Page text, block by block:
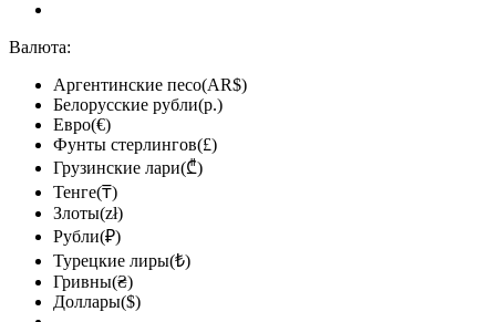
Валюта:
Аргентинские песо(AR$)
Белорусские рубли(р.)
Евро(€)
Фунты стерлингов(£)
Грузинские лари(₾)
Тенге(₸)
Злоты(zł)
Рубли(₽)
Турецкие лиры(₺)
Гривны(₴)
Доллары($)